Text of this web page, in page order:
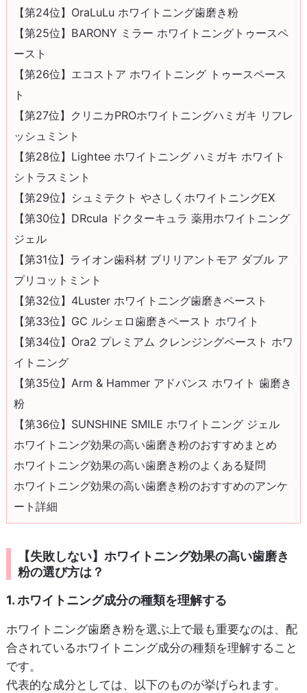
【第24位】OraLuLu ホワイトニング歯磨き粉
【第25位】BARONY ミラー ホワイトニングトゥースペ
ースト
【第26位】エコストア ホワイトニング トゥースペース
ト
【第27位】クリニカPROホワイトニングハミガキ リフレ
ッシュミント
【第28位】Lightee ホワイトニング ハミガキ ホワイト
シトラスミント
【第29位】シュミテクト やさしくホワイトニングEX
【第30位】DRcula ドクターキュラ 薬用ホワイトニング
ジェル
【第31位】ライオン歯科材 ブリリアントモア ダブル ア
プリコットミント
【第32位】4Luster ホワイトニング歯磨きペースト
【第33位】GC ルシェロ歯磨きペースト ホワイト
【第34位】Ora2 プレミアム クレンジングペースト ホワ
イトニング
【第35位】Arm & Hammer アドバンス ホワイト 歯磨き
粉
【第36位】SUNSHINE SMILE ホワイトニング ジェル
ホワイトニング効果の高い歯磨き粉のおすすめまとめ
ホワイトニング効果の高い歯磨き粉のよくある疑問
ホワイトニング効果の高い歯磨き粉のおすすめのアンケ
ート詳細
【失敗しない】ホワイトニング効果の高い歯磨き
粉の選び方は？
1. ホワイトニング成分の種類を理解する
ホワイトニング歯磨き粉を選ぶ上で最も重要なのは、配
合されているホワイトニング成分の種類を理解すること
です。
代表的な成分としては、以下のものが挙げられます。